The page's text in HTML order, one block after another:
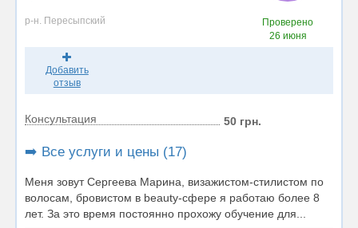
р-н. Пересыпский
Проверено
26 июня
Добавить
отзыв
Консультация 50 грн.
➡️ Все услуги и цены (17)
Меня зовут Сергеева Марина, визажистом-стилистом по
волосам, бровистом в beauty-сфере я работаю более 8
лет. За это время постоянно прохожу обучение для...